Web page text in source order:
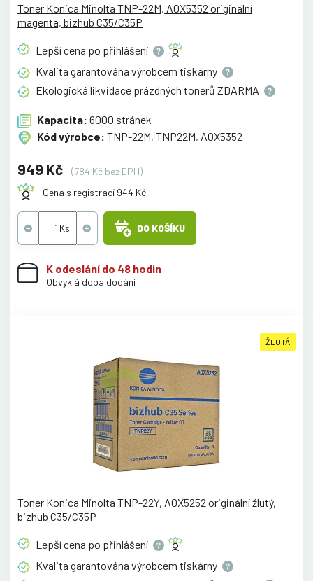
Toner Konica Minolta TNP-22M, A0X5352 originální
magenta, bizhub C35/C35P
Lepší cena po přihlášení
Kvalita garantována výrobcem tiskárny
Ekologická likvidace prázdných tonerů ZDARMA
Kapacita: 6000 stránek
Kód výrobce: TNP-22M, TNP22M, A0X5352
949 Kč
(784 Kč bez DPH)
Cena s registrací 944 Kč
DO KOŠÍKU
K odeslání do 48 hodin
Obvyklá doba dodání
ŽLUTÁ
Toner Konica Minolta TNP-22Y, A0X5252 originální žlutý,
bizhub C35/C35P
Lepší cena po přihlášení
Kvalita garantována výrobcem tiskárny